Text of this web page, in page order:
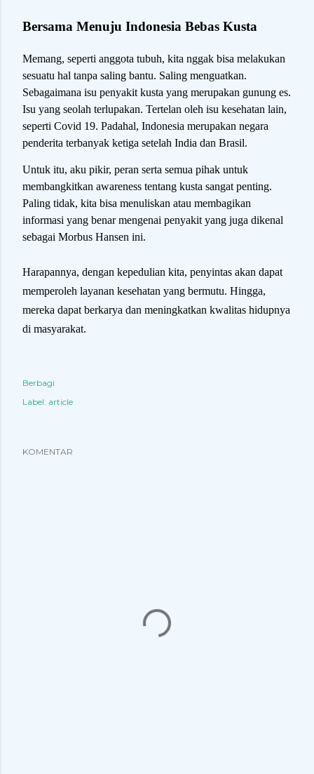
Bersama Menuju Indonesia Bebas Kusta
Memang, seperti anggota tubuh, kita nggak bisa melakukan
sesuatu hal tanpa saling bantu. Saling menguatkan.
Sebagaimana isu penyakit kusta yang merupakan gunung es.
Isu yang seolah terlupakan. Tertelan oleh isu kesehatan lain,
seperti Covid 19. Padahal, Indonesia merupakan negara
penderita terbanyak ketiga setelah India dan Brasil.
Untuk itu, aku pikir, peran serta semua pihak untuk
membangkitkan awareness tentang kusta sangat penting.
Paling tidak, kita bisa menuliskan atau membagikan
informasi yang benar mengenai penyakit yang juga dikenal
sebagai Morbus Hansen ini.
Harapannya, dengan kepedulian kita, penyintas akan dapat
memperoleh layanan kesehatan yang bermutu. Hingga,
mereka dapat berkarya dan meningkatkan kwalitas hidupnya
di masyarakat.
Berbagi
Label: article
KOMENTAR